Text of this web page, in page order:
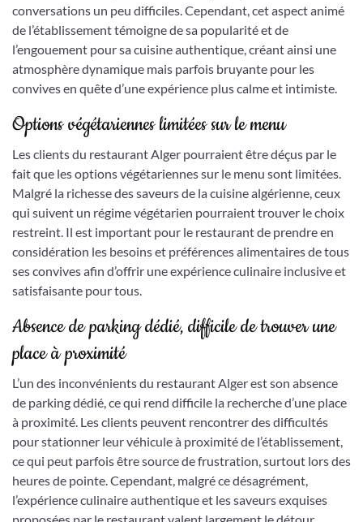
conversations un peu difficiles. Cependant, cet aspect animé
de l’établissement témoigne de sa popularité et de
l’engouement pour sa cuisine authentique, créant ainsi une
atmosphère dynamique mais parfois bruyante pour les
convives en quête d’une expérience plus calme et intimiste.
Options végétariennes limitées sur le menu
Les clients du restaurant Alger pourraient être déçus par le
fait que les options végétariennes sur le menu sont limitées.
Malgré la richesse des saveurs de la cuisine algérienne, ceux
qui suivent un régime végétarien pourraient trouver le choix
restreint. Il est important pour le restaurant de prendre en
considération les besoins et préférences alimentaires de tous
ses convives afin d’offrir une expérience culinaire inclusive et
satisfaisante pour tous.
Absence de parking dédié, difficile de trouver une
place à proximité
L’un des inconvénients du restaurant Alger est son absence
de parking dédié, ce qui rend difficile la recherche d’une place
à proximité. Les clients peuvent rencontrer des difficultés
pour stationner leur véhicule à proximité de l’établissement,
ce qui peut parfois être source de frustration, surtout lors des
heures de pointe. Cependant, malgré ce désagrément,
l’expérience culinaire authentique et les saveurs exquises